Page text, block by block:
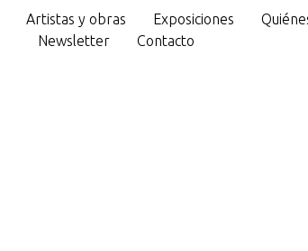
Artistas y obras Exposiciones
Newsletter
Contacto